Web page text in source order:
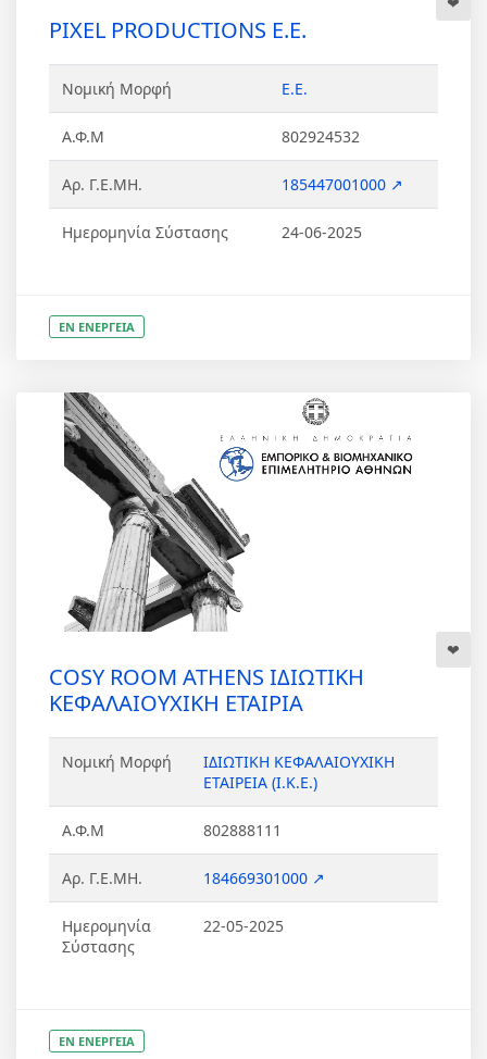
PIXEL PRODUCTIONS Ε.Ε.
Νομική Μορφή Ε.Ε.
Α.Φ.Μ 802924532
Αρ. Γ.Ε.ΜΗ. 185447001000 ↗
Ημερομηνία Σύστασης 24-06-2025
ΕΝ ΕΝΕΡΓΕΙΑ
COSY ROOM ATHENS ΙΔΙΩΤΙΚΗ
ΚΕΦΑΛΑΙΟΥΧΙΚΗ ΕΤΑΙΡΙΑ
Νομική Μορφή
ΙΔΙΩΤΙΚΗ ΚΕΦΑΛΑΙΟΥΧΙΚΗ
ΕΤΑΙΡΕΙΑ (Ι.Κ.Ε.)
Α.Φ.Μ 802888111
Αρ. Γ.Ε.ΜΗ. 184669301000 ↗
Ημερομηνία
Σύστασης
22-05-2025
ΕΝ ΕΝΕΡΓΕΙΑ